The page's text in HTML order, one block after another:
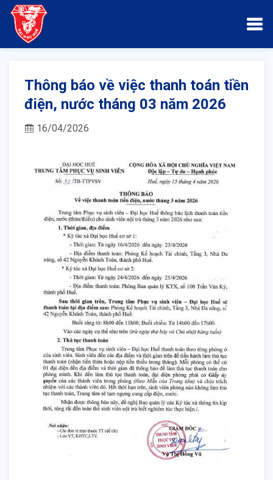
Thông báo về việc thanh toán tiền
điện, nước tháng 03 năm 2026
16/04/2026